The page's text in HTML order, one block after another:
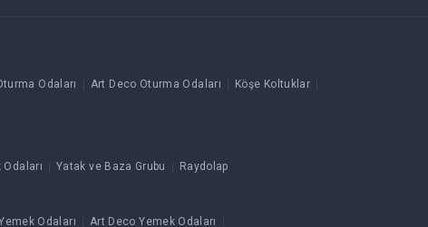
Odaları Art Deco Oturma Odaları Köşe Koltuklar
Yatak ve Baza Grubu Raydolap
Odaları Art Deco Yemek Odaları